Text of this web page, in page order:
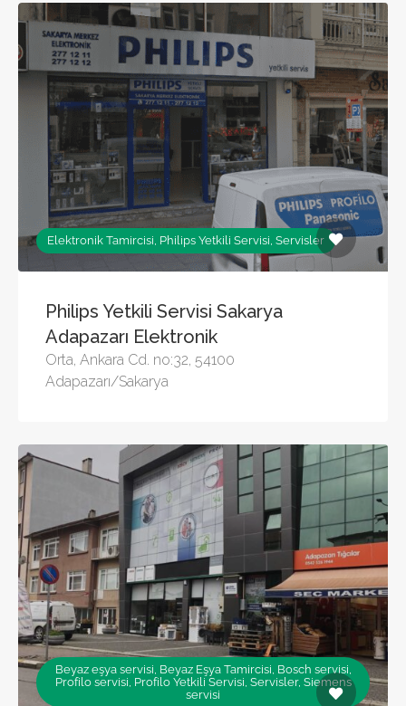
Elektronik Tamircisi, Philips Yetkili Servisi, Servisler
Philips Yetkili Servisi Sakarya
Adapazarı Elektronik
Orta, Ankara Cd. no:32, 54100
Adapazarı/Sakarya
Beyaz eşya servisi, Beyaz Eşya Tamircisi, Bosch servisi,
Profilo servisi, Profilo Yetkili Servisi, Servisler, Siemens
servisi